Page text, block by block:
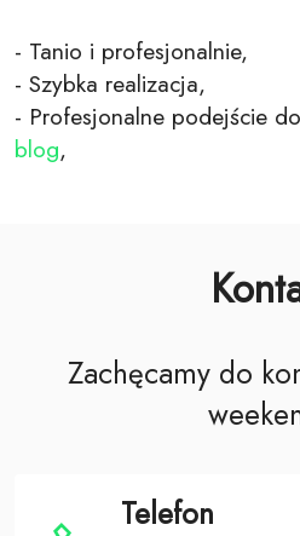
- Tanio i profesjonalnie,
- Szybka realizacja,
- Profesjonalne podejście
blog,
Zachęcamy do
Telefon